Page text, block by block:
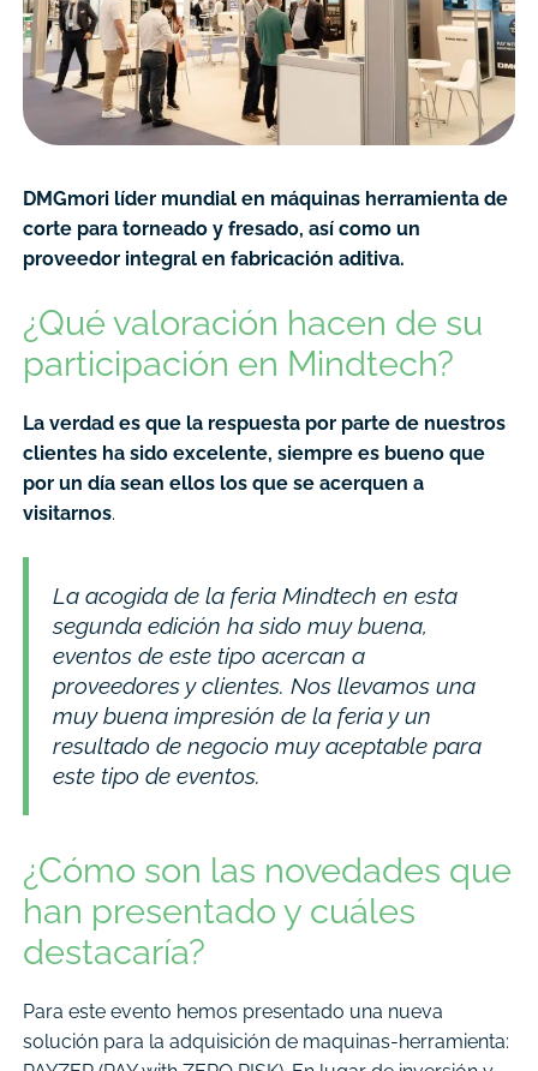
DMGmori líder mundial en máquinas herramienta de
corte para torneado y fresado, así como un
proveedor integral en fabricación aditiva.
¿Qué valoración hacen de su
participación en Mindtech?
La verdad es que la respuesta por parte de nuestros
clientes ha sido excelente, siempre es bueno que
por un día sean ellos los que se acerquen a
visitarnos.
La acogida de la feria Mindtech en esta
segunda edición ha sido muy buena,
eventos de este tipo acercan a
proveedores y clientes. Nos llevamos una
muy buena impresión de la feria y un
resultado de negocio muy aceptable para
este tipo de eventos.
¿Cómo son las novedades que
han presentado y cuáles
destacaría?
Para este evento hemos presentado una nueva
solución para la adquisición de maquinas-herramienta: